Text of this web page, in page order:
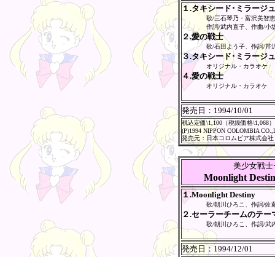
１.タキシード･ミラージュ
歌/三石琴乃・富沢美智
作詞/武内直子、作曲/小
２.愛の戦士
歌/石田よう子、作詞/芹
３.タキシード･ミラージュ
オリジナル・カラオケ
４.愛の戦士
オリジナル・カラオケ
発売日： 1994/10/01
税込定価\1,100（税抜価格\1,068）
(P)1994 NIPPON COLOMBIA
発売元：日本コロムビア株式会社
美少女戦
Moonlight
１.Moonlight Destiny
歌/朝川ひろこ、作詞/佐
２.セーラーチームのテー
歌/朝川ひろこ、作詞/武
発売日： 1994/12/01